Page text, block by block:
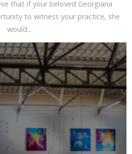
that if your beloved Georgiana
to witness your practice, she
would...